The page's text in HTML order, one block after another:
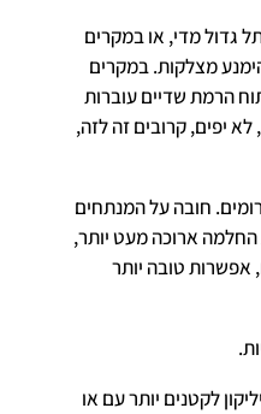
גדול מדי, או במקרים
מצלקות. במקרים
הרמת שדיים עוברות
יפים, קרובים זה לזה,
חובה על המנתחים
החלמה ארוכה מעט יותר,
אפשרות טובה יותר
לקטנים יותר עם או